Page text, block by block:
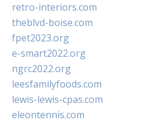
retro-interiors.com
theblvd-boise.com
fpet2023.org
e-smart2022.org
ngrc2022.org
leesfamilyfoods.com
lewis-lewis-cpas.com
eleontennis.com